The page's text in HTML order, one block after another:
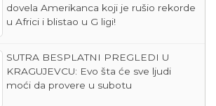
dovela Amerikanca koji je rušio rekorde
u Africi i blistao u G ligi!
SUTRA BESPLATNI PREGLEDI U
KRAGUJEVCU: Evo šta će sve ljudi
moći da provere u subotu